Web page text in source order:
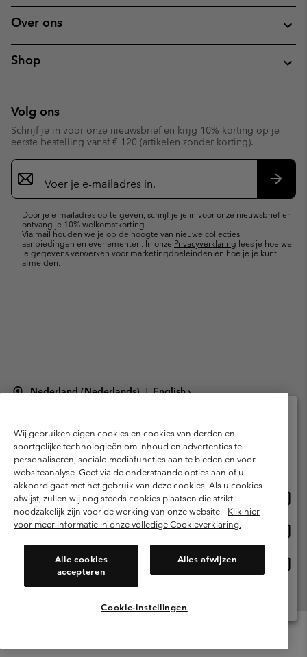
Over ons
Shop
Volg ons
Schrijf je in voor onze nieuwsbrief en krijg 10% korting op je
eerste bestelling vanaf € 120 (artikelen zonder korting).
Aanmelden
voor
e-
Door je e-mailadres op te geven, schrijf je je in voor onze nieuwsbrief en
ontvang je 10% welkomstkorting.
Via mail houden we je op de hoogte van nieuwe collecties,
aanbiedingen en evenementen. In onze Privacyverklaring lees je hoe we
je gegevens verwerken voor marketingdoeleinden en hoe je je kunt
afmelden.
Nederland (Nederlands) | English ›
Gebruiksvoorwaarden
Verkoopvoorwaarden
Garantie
Privacybeleid
Gebruiksvoorwaarden voor lidmaatschap
Voorwaarden voor door gebruikers gegenereerde inhoud
Impressum
Cookies
Public CBCR
Wij gebruiken eigen cookies en cookies van derden en
soortgelijke technologieën om inhoud en advertenties te
personaliseren, sociale-mediafuncties aan te bieden en voor
websiteanalyse. Geef via de onderstaande opties aan of u
akkoord gaat met het gebruik van deze cookies. Als u cookies
afwijst, zullen wij nog steeds cookies plaatsen die strikt
noodzakelijk zijn voor de werking van onze website. Klik hier
voor meer informatie in onze volledige Cookieverklaring.
Alle cookies
accepteren
Alles afwijzen
Cookie-instellingen
Selecteer je verzendlocatie en taal
Online shoppen beschikbaar
United States
Netherlands-English
Netherlands-Dutch
Alle Locaties Bekijken